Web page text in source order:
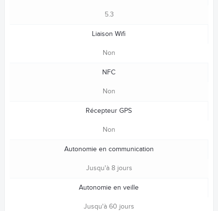
5.3
Liaison Wifi
Non
NFC
Non
Récepteur GPS
Non
Autonomie en communication
Jusqu'à 8 jours
Autonomie en veille
Jusqu'à 60 jours